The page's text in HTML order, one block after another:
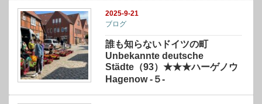
2025-9-21
ブログ
誰も知らないドイツの町
Unbekannte deutsche
Städte（93）★★★ハーゲノウ
Hagenow -５-